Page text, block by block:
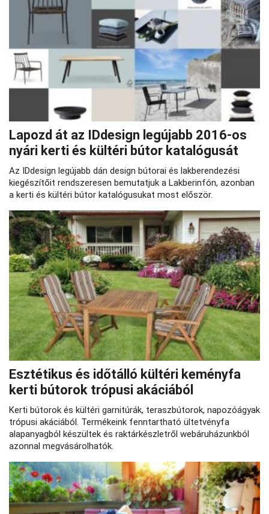
Lapozd át az IDdesign legújabb 2016-os
nyári kerti és kültéri bútor katalógusát
Az IDdesign legújabb dán design bútorai és lakberendezési
kiegészítőit rendszeresen bemutatjuk a Lakberinfón, azonban
a kerti és kültéri bútor katalógusukat most először.
Esztétikus és időtálló kültéri keményfa
kerti bútorok trópusi akáciából
Kerti bútorok és kültéri garnitúrák, teraszbútorok, napozóágyak
trópusi akáciából. Termékeink fenntartható ültetvényfa
alapanyagból készültek és raktárkészletről webáruházunkból
azonnal megvásárolhatók.